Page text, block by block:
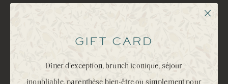
PAR OU VIA NOTRE SITE
GIFT CARD
Dîner d’exception, brunch iconique, séjour